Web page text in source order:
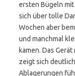
ersten Bügeln
sich über tolle
Wochen aber
und manchmal
kamen. Das
zeigt sich
Ablagerungen